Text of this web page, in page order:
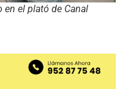
en el plató de Canal